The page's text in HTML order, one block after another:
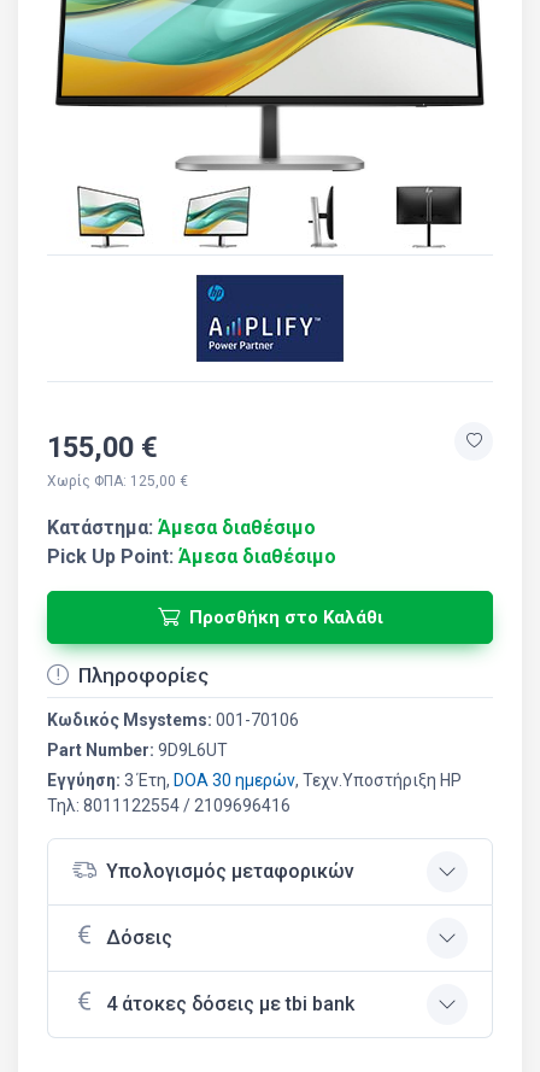
155,00 €
Χωρίς ΦΠΑ: 125,00 €
Κατάστημα: Άμεσα διαθέσιμο
Pick Up Point: Άμεσα διαθέσιμο
Προσθήκη στο Καλάθι
Πληροφορίες
Κωδικός Msystems: 001-70106
Part Number: 9D9L6UT
Εγγύηση: 3 Έτη, DOA 30 ημερών, Τεχν.Υποστήριξη HP
Τηλ: 8011122554 / 2109696416
Υπολογισμός μεταφορικών
Δόσεις
4 άτοκες δόσεις με tbi bank